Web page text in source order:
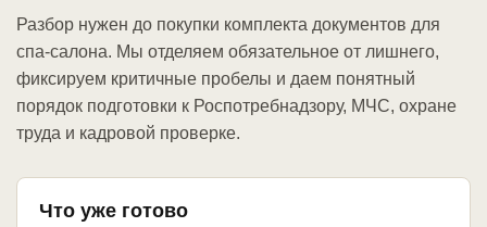
Разбор нужен до покупки комплекта документов для
спа-салона. Мы отделяем обязательное от лишнего,
фиксируем критичные пробелы и даем понятный
порядок подготовки к Роспотребнадзору, МЧС, охране
труда и кадровой проверке.
Что уже готово